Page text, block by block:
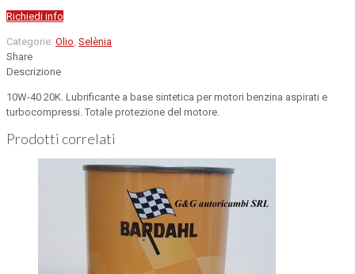
Richiedi info
Categorie: Olio Selènia
Share
Descrizione
10W-40 20K. Lubrificante a base sintetica per motori benzina aspirati e
turbocompressi. Totale protezione del motore.
Prodotti correlati